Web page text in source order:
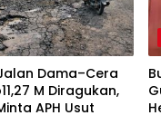
Dama–Cera
M Diragukan,
APH Usut